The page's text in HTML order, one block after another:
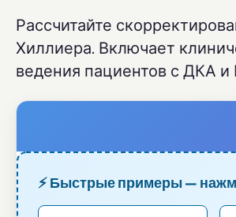
Рассчитайте
Хиллиера. Включает
ведения пациентов с ДКА и
⚡ Быстрые примеры —